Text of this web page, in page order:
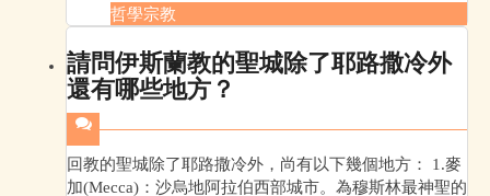
哲學宗教
請問伊斯蘭教的聖城除了耶路撒冷外
還有哪些地方？
回教的聖城除了耶路撒冷外，尚有以下幾個地方： 1.麥
加(Mecca)：沙烏地阿拉伯西部城市。為穆斯林最神聖的